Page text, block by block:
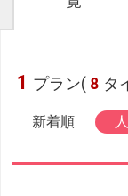
1 プラン( 8 タ
新着順